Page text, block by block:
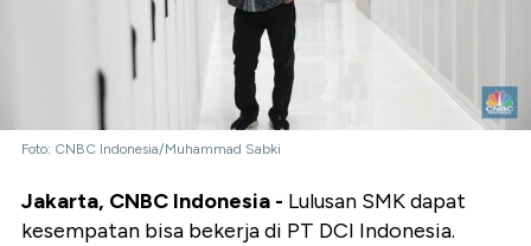
Foto: CNBC Indonesia/Muhammad Sabki
Jakarta, CNBC Indonesia - Lulusan SMK dapat
kesempatan bisa bekerja di PT DCI Indonesia.